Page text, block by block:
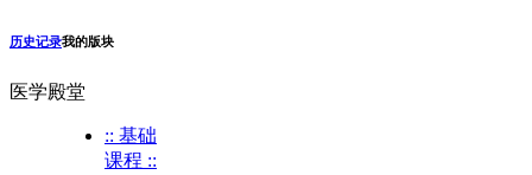
历史记录我的版块
医学殿堂
:: 基础
课程 ::